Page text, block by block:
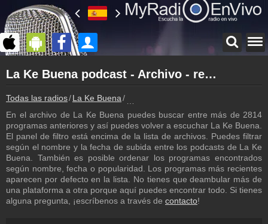
myradioenvivo.mx
La Ke Buena
Atrás a la página de La Ke Buena
Inicio de sesión
¡Crea una cuenta propia!
Programación
Los programas de La Ke Buena
Noticias
Noticias con relación a La Ke Buena
La Ke Buena podcast - Archivo - repetición de los programas
Todas las radios La Ke Buena
En el archivo de La Ke Buena puedes buscar entre más de 2814
programas anteriores y así puedes volver a escuchar La Ke Buena.
El panel de filtro está encima de la lista de archivos. Puedes filtrar
según el nombre y la fecha de subida entre los podcasts de La Ke
Buena. También es posible ordenar los programas encontrados
según nombre, fecha o popularidad. Los programas más recientes
aparecen por defecto en la lista. No tienes que deambular más de
una plataforma a otra porque aquí puedes encontrar todo. Si tienes
alguna pregunta, ¡escríbenos a través de contacto!